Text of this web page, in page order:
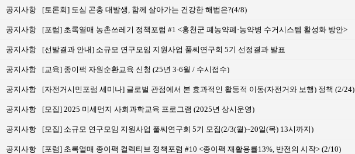
공지사항 [토론회] 도심 곤충 대발생, 함께 살아가는 건강한 해법은?(4/8)
공지사항 [포럼] 초록열매 농촌쓰레기 정책포럼 #1 <홍천군 폐농약폐·농약병 수거시스템 활성화 방안>
공지사항 [선발결과 안내] 소규모 연구모임 지원사업 풀씨연구회 5기 선정결과 발표
공지사항 [교육] 종이팩 자원순환교육 신청 (25년 3-6월 / 수시접수)
공지사항 [자전거시민포럼 세미나] 글로벌 관점에서 본 효과적인 활동적 이동(자전거와 보행) 정책 (2/24)
공지사항 [모집] 2025 미세먼지 사회과학교육 프로그램 (2025년 상시운영)
공지사항 [모집] 소규모 연구모임 지원사업 풀씨연구회 5기 모집(2/3(월)~20일(목) 13시까지)
공지사항 [포럼] 초록열매 종이팩 컬렉티브 정책포럼 #10 <종이팩 재활용률13%, 반전의 시작> (2/10)